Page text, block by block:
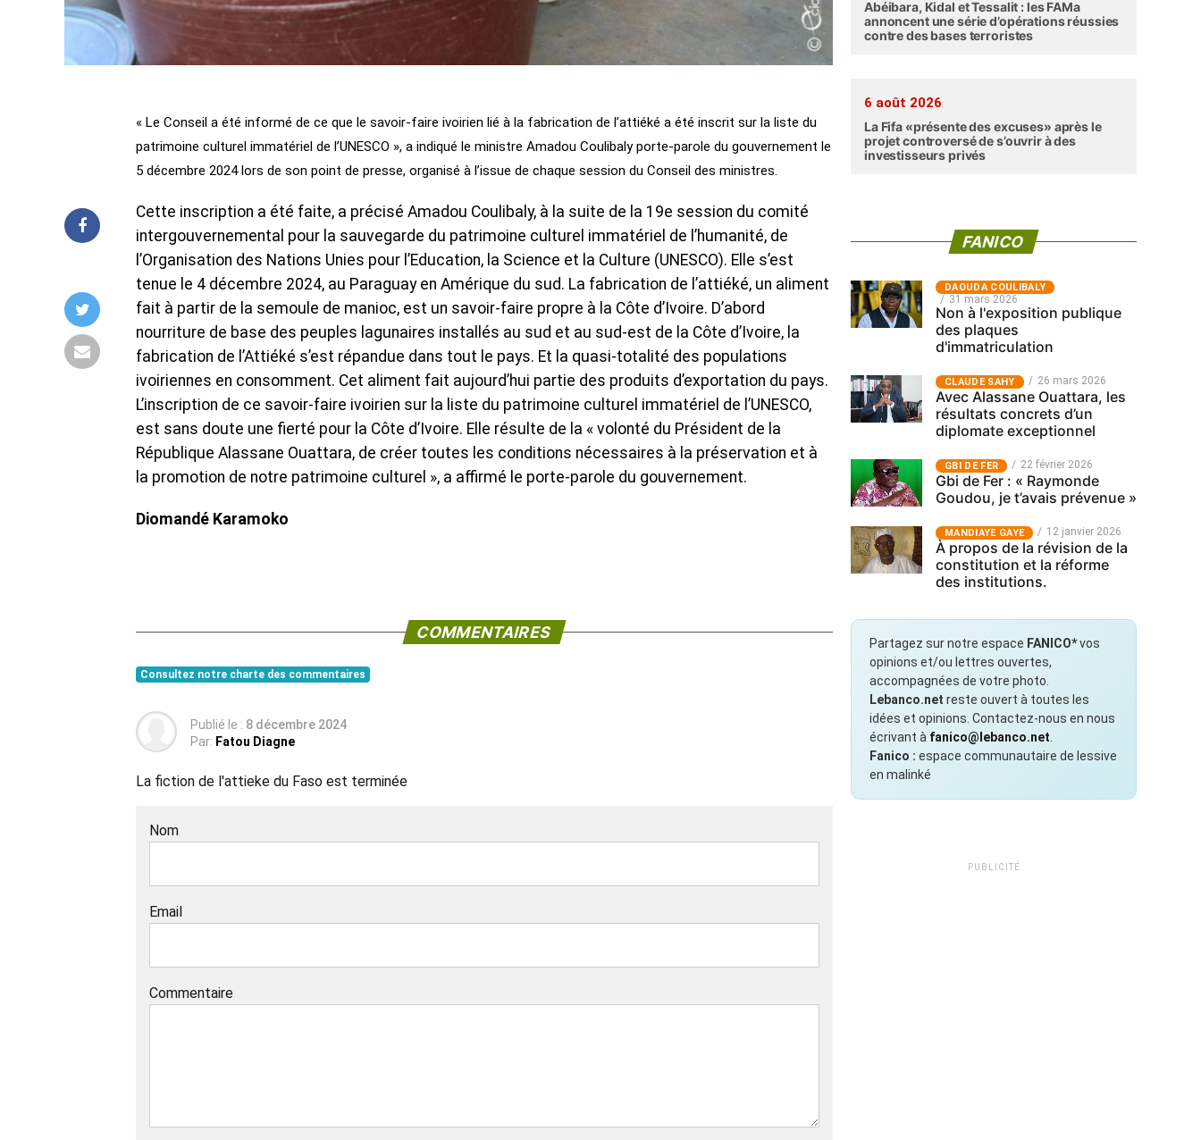
« Le Conseil a été informé de ce que le savoir-faire ivoirien lié à la fabrication de l’attiéké a été inscrit sur la liste du
patrimoine culturel immatériel de l’UNESCO », a indiqué le ministre Amadou Coulibaly porte-parole du gouvernement le
5 décembre 2024 lors de son point de presse, organisé à l’issue de chaque session du Conseil des ministres.
Cette inscription a été faite, a précisé Amadou Coulibaly, à la suite de la 19e session du comité
intergouvernemental pour la sauvegarde du patrimoine culturel immatériel de l’humanité, de
l’Organisation des Nations Unies pour l’Education, la Science et la Culture (UNESCO). Elle s’est
tenue le 4 décembre 2024, au Paraguay en Amérique du sud. La fabrication de l’attiéké, un aliment
fait à partir de la semoule de manioc, est un savoir-faire propre à la Côte d’Ivoire. D’abord
nourriture de base des peuples lagunaires installés au sud et au sud-est de la Côte d’Ivoire, la
fabrication de l’Attiéké s’est répandue dans tout le pays. Et la quasi-totalité des populations
ivoiriennes en consomment. Cet aliment fait aujourd’hui partie des produits d’exportation du pays.
L’inscription de ce savoir-faire ivoirien sur la liste du patrimoine culturel immatériel de l’UNESCO,
est sans doute une fierté pour la Côte d’Ivoire. Elle résulte de la « volonté du Président de la
République Alassane Ouattara, de créer toutes les conditions nécessaires à la préservation et à
la promotion de notre patrimoine culturel », a affirmé le porte-parole du gouvernement.
Diomandé Karamoko
COMMENTAIRES
Consultez notre charte des commentaires
Publié le : 8 décembre 2024
Par: Fatou Diagne
La fiction de l'attieke du Faso est terminée
Nom
Email
Commentaire
Abéibara, Kidal et Tessalit : les FAMa
annoncent une série d’opérations réussies
contre des bases terroristes
6 août 2026
La Fifa «présente des excuses» après le
projet controversé de s’ouvrir à des
investisseurs privés
FANICO
‎DAOUDA COULIBALY
31 mars 2026
Non à l'exposition publique
des plaques
d'immatriculation
CLAUDE SAHY 26 mars 2026
Avec Alassane Ouattara, les
résultats concrets d’un
diplomate exceptionnel
GBI DE FER 22 février 2026
Gbi de Fer : « Raymonde
Goudou, je t’avais prévenue »
MANDIAYE GAYE 12 janvier 2026
À propos de la révision de la
constitution et la réforme
des institutions.
Partagez sur notre espace FANICO*vos
opinions et/ou lettres ouvertes,
accompagnées de votre photo.
Lebanco.net reste ouvert à toutes les
idées et opinions. Contactez-nous en nous
écrivant à fanico@lebanco.net
Fanico : espace communautaire de lessive
en malinké
PUBLICITÉ